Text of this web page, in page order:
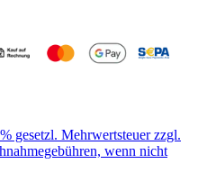
gesetzl. Mehrwertsteuer zzgl.
wenn nicht